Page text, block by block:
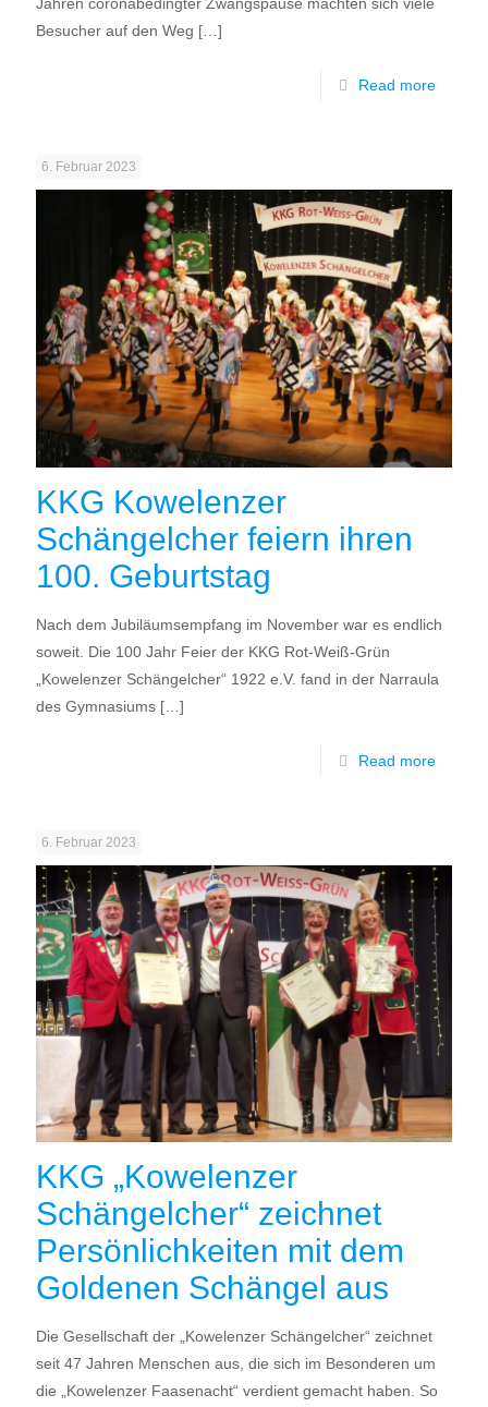
Besucher auf den Weg […]
Read more
6. Februar 2023
KKG Kowelenzer
Schängelcher feiern ihren
100. Geburtstag
Nach dem Jubiläumsempfang im November war es endlich
soweit. Die 100 Jahr Feier der KKG Rot-Weiß-Grün
„Kowelenzer Schängelcher“ 1922 e.V. fand in der Narraula
des Gymnasiums […]
Read more
6. Februar 2023
KKG „Kowelenzer
Schängelcher“ zeichnet
Persönlichkeiten mit dem
Goldenen Schängel aus
Die Gesellschaft der „Kowelenzer Schängelcher“ zeichnet
seit 47 Jahren Menschen aus, die sich im Besonderen um
die „Kowelenzer Faasenacht“ verdient gemacht haben. So